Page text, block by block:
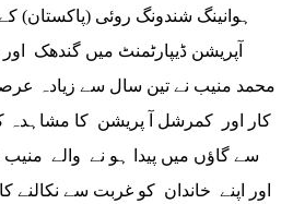
ہوانینگ شندونگ روئی (پاکستان)
آپریشن ڈیپارٹمنٹ میں گندھک اور
محمد منیب نے تین سال سے زیادہ
کار اور کمرشل آ پریشن کا مشاہدہ
سے گاؤں میں پیدا ہو نے والے منیب
اور اپنے خاندان کو غربت سے نکالنے